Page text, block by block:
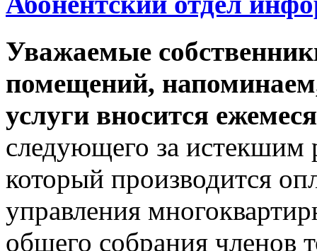
Уважаемые
помещений,
услуги вносится
следующего за истекшим
который производится
управления
общего собрания членов